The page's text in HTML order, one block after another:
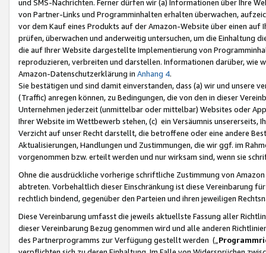
und SMS-Nachrichten. Ferner dürfen wir (a) Informationen über Ihre
von Partner-Links und Programminhalten erhalten überwachen,
vor dem Kauf eines Produkts auf der Amazon-Website über einen
prüfen, überwachen und anderweitig untersuchen, um die Einhaltung
die auf Ihrer Website dargestellte Implementierung von
reproduzieren, verbreiten und darstellen. Informationen darüber, wie
Amazon-Datenschutzerklärung in Anhang 4.
Sie bestätigen und sind damit einverstanden, dass (a) wir und
(Traffic) anregen können, zu Bedingungen, die von den in dieser
Unternehmen jederzeit (unmittelbar oder mittelbar) Websites oder
Ihrer Website im Wettbewerb stehen, (c) ein Versäumnis unsererseits,
Verzicht auf unser Recht darstellt, die betroffene oder eine andere
Aktualisierungen, Handlungen und Zustimmungen, die wir ggf. im
vorgenommen bzw. erteilt werden und nur wirksam sind, wenn sie
Ohne die ausdrückliche vorherige schriftliche Zustimmung von
abtreten. Vorbehaltlich dieser Einschränkung ist diese Vereinbarung
rechtlich bindend, gegenüber den Parteien und ihren jeweiligen
Diese Vereinbarung umfasst die jeweils aktuellste Fassung aller
dieser Vereinbarung Bezug genommen wird und alle anderen
des Partnerprogramms zur Verfügung gestellt werden („